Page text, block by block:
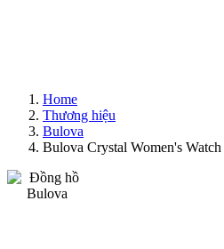
Home
Thương hiệu
Bulova
Bulova Crystal Women's